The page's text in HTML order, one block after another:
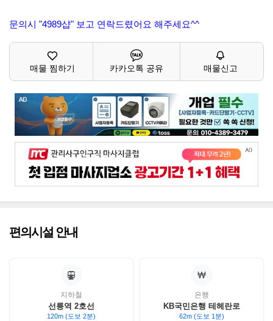
문의시 "4989샵" 보고 연락드렸어요 해주세요^^
매물 찜하기 카카오톡 공유 매물신고
편의시설 안내
지하철
선릉역 2호선
120m (도보 2분)
은행
KB국민은행 테헤란로
62m (도보 1분)